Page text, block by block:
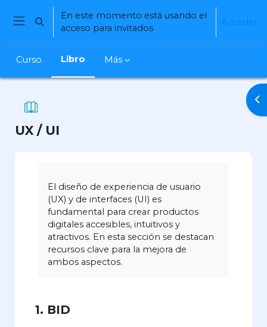
Salta al contenido principal
Panel lateral
Selector de búsqueda de entrada
En este momento está usando el
acceso para invitados
Curso Libro Más
UX / UI
El diseño de experiencia de usuario
(UX) y de interfaces (UI) es
fundamental para crear productos
digitales accesibles, intuitivos y
atractivos. En esta sección se destacan
recursos clave para la mejora de
ambos aspectos.
1. BID